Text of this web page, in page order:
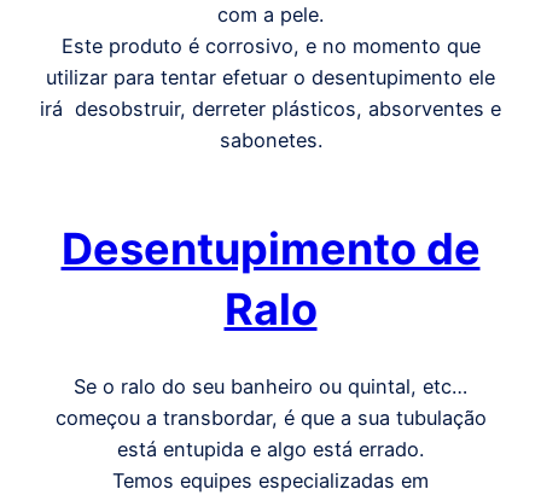
com a pele.
Este produto é corrosivo, e no momento que
utilizar para tentar efetuar o desentupimento ele
irá desobstruir, derreter plásticos, absorventes e
sabonetes.
Desentupimento de
Ralo
Se o ralo do seu banheiro ou quintal, etc…
começou a transbordar, é que a sua tubulação
está entupida e algo está errado.
Temos equipes especializadas em